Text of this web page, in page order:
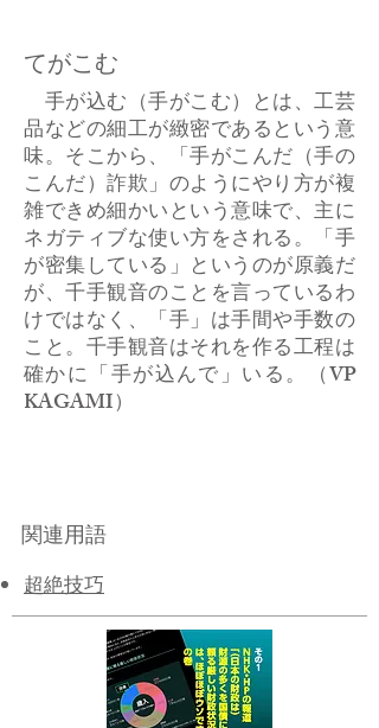
てがこむ
手が込む（手がこむ）とは、工芸
品などの細工が緻密であるという意
味。そこから、「手がこんだ（手の
こんだ）詐欺」のようにやり方が複
雑できめ細かいという意味で、主に
ネガティブな使い方をされる。「手
が密集している」というのが原義だ
が、千手観音のことを言っているわ
けではなく、「手」は手間や手数の
こと。千手観音はそれを作る工程は
確かに「手が込んで」いる。（VP
KAGAMI）
関連用語
超絶技巧